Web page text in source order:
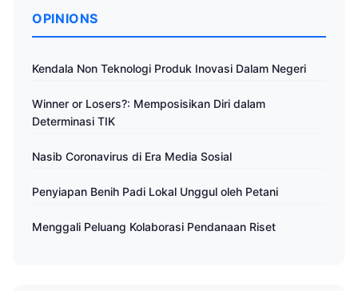
OPINIONS
Kendala Non Teknologi Produk Inovasi Dalam Negeri
Winner or Losers?: Memposisikan Diri dalam
Determinasi TIK
Nasib Coronavirus di Era Media Sosial
Penyiapan Benih Padi Lokal Unggul oleh Petani
Menggali Peluang Kolaborasi Pendanaan Riset